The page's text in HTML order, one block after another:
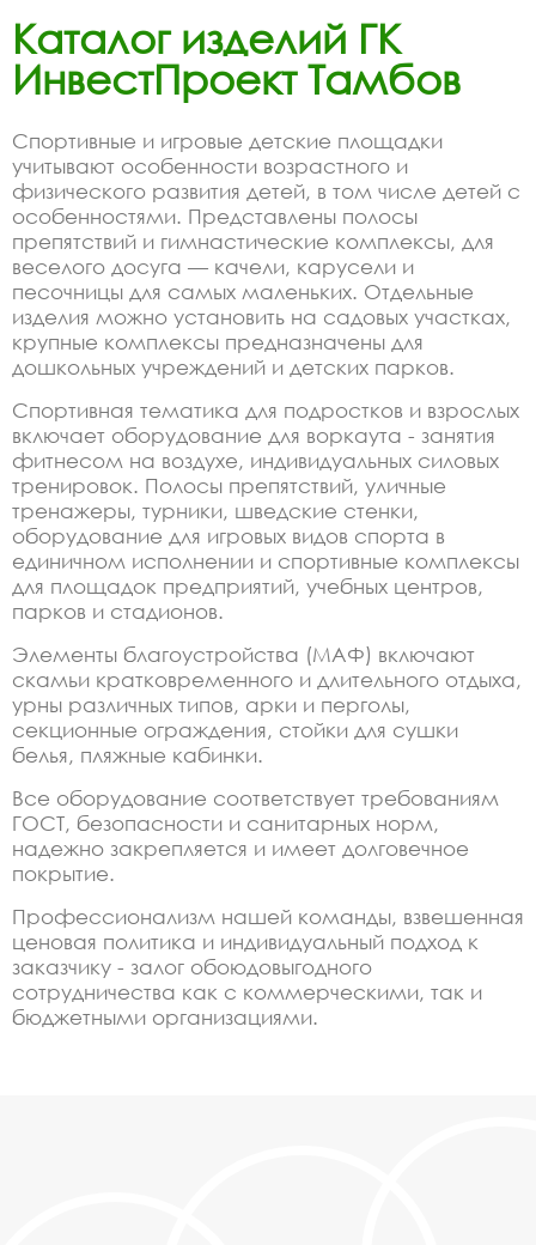
Каталог изделий ГК
ИнвестПроект Тамбов
Спортивные и игровые детские площадки
учитывают особенности возрастного и
физического развития детей, в том числе детей с
особенностями. Представлены полосы
препятствий и гимнастические комплексы, для
веселого досуга — качели, карусели и
песочницы для самых маленьких. Отдельные
изделия можно установить на садовых участках,
крупные комплексы предназначены для
дошкольных учреждений и детских парков.
Спортивная тематика для подростков и взрослых
включает оборудование для воркаута - занятия
фитнесом на воздухе, индивидуальных силовых
тренировок. Полосы препятствий, уличные
тренажеры, турники, шведские стенки,
оборудование для игровых видов спорта в
единичном исполнении и спортивные комплексы
для площадок предприятий, учебных центров,
парков и стадионов.
Элементы благоустройства (МАФ) включают
скамьи кратковременного и длительного отдыха,
урны различных типов, арки и перголы,
секционные ограждения, стойки для сушки
белья, пляжные кабинки.
Все оборудование соответствует требованиям
ГОСТ, безопасности и санитарных норм,
надежно закрепляется и имеет долговечное
покрытие.
Профессионализм нашей команды, взвешенная
ценовая политика и индивидуальный подход к
заказчику - залог обоюдовыгодного
сотрудничества как с коммерческими, так и
бюджетными организациями.